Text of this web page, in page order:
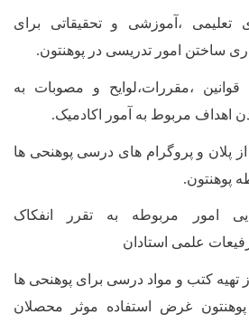
تعلیمی ،آموزشی و تحقیقاتی برای
ساختن امور تدریسی در پوهنتون.
،مقررات،لوایح و مصوبات به
اهداف مربوط به آمور اکادمیک.
پلان و پروگرام های درسی پوهنحی ها
پوهنتون.
امور مربوطه به تقرر انفکاک
علمی استادان
تهیه کتب و مواد درسی برای پوهنحی ها
پوهنتون غرض استفاده موثر محصلان